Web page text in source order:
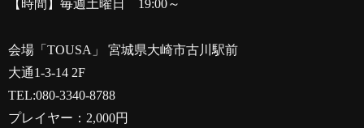
【時間】毎週土曜日 19:00～
会場「TOUSA」 宮城県大崎市古川駅前
大通1-3-14 2F
TEL:080-3340-8788
プレイヤー：2,000円